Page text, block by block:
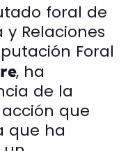
foral de
Relaciones
Foral
, ha
de la
que
que ha